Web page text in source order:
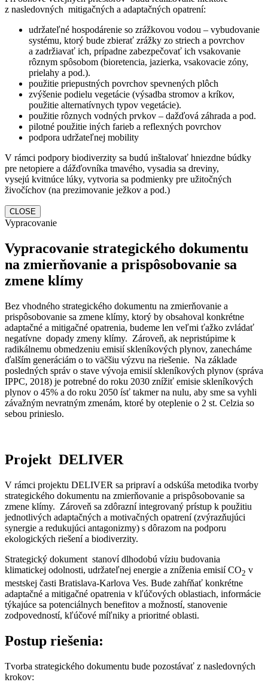
z nasledovných mitigačných a adaptačných opatrení:
udržateľné hospodárenie so zrážkovou vodou – vybudovanie
systému, ktorý bude zbierať zrážky zo striech a povrchov
a zadržiavať ich, prípadne zabezpečovať ich vsakovanie
rôznym spôsobom (bioretencia, jazierka, vsakovacie zóny,
prielahy a pod.).
použitie priepustných povrchov spevnených plôch
zvýšenie podielu vegetácie (výsadba stromov a kríkov,
použitie alternatívnych typov vegetácie).
použitie rôznych vodných prvkov – dažďová záhrada a pod.
pilotné použitie iných farieb a reflexných povrchov
podpora udržateľnej mobility
V rámci podpory biodiverzity sa budú inštalovať hniezdne búdky
pre netopiere a dážďovníka tmavého, vysadia sa dreviny,
vysejú kvitnúce lúky, vytvoria sa podmienky pre užitočných
živočíchov (na prezimovanie ježkov a pod.)
CLOSE
Vypracovanie
Vypracovanie strategického dokumentu
na zmierňovanie a prispôsobovanie sa
zmene klímy
Bez vhodného strategického dokumentu na zmierňovanie a
prispôsobovanie sa zmene klímy, ktorý by obsahoval konkrétne
adaptačné a mitigačné opatrenia, budeme len veľmi ťažko zvládať
negatívne dopady zmeny klímy. Zároveň, ak nepristúpime k
radikálnemu obmedzeniu emisií skleníkových plynov, zanecháme
ďalším generáciám o to väčšiu výzvu na riešenie. Na základe
posledných správ o stave vývoja emisií skleníkových plynov (správa
IPPC, 2018) je potrebné do roku 2030 znížiť emisie skleníkových
plynov o 45% a do roku 2050 ísť takmer na nulu, aby sme sa vyhli
závažným nevratným zmenám, ktoré by oteplenie o 2 st. Celzia so
sebou prinieslo.
Projekt DELIVER
V rámci projektu DELIVER sa pripraví a odskúša metodika tvorby
strategického dokumentu na zmierňovanie a prispôsobovanie sa
zmene klímy. Zároveň sa zdôrazní integrovaný prístup k použitiu
jednotlivých adaptačných a motivačných opatrení (zvýrazňujúci
synergie a redukujúci antagonizmy) s dôrazom na podporu
ekologických riešení a biodiverzity.
Strategický dokument stanoví dlhodobú víziu budovania
klimatickej odolnosti, udržateľnej energie a zníženia emisií CO2 v
mestskej časti Bratislava-Karlova Ves. Bude zahŕňať konkrétne
adaptačné a mitigačné opatrenia v kľúčových oblastiach, informácie
týkajúce sa potenciálnych benefitov a možností, stanovenie
zodpovedností, kľúčové míľniky a prioritné oblasti.
Postup riešenia:
Tvorba strategického dokumentu bude pozostávať z nasledovných
krokov: